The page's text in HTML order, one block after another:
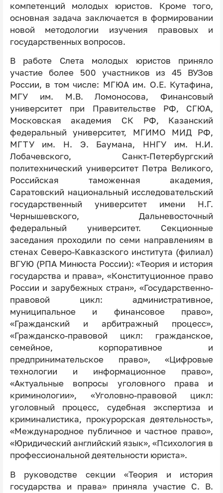
компетенций молодых юристов. Кроме того,
основная задача заключается в формировании
новой методологии изучения правовых и
государственных вопросов.
В работе Слета молодых юристов приняло
участие более 500 участников из 45 ВУЗов
России, в том числе: МГЮА им. О.Е. Кутафина,
МГУ им. М.В. Ломоносова, Финансовый
университет при Правительстве РФ, СГЮА,
Московская академия СК РФ, Казанский
федеральный университет, МГИМО МИД РФ,
МГТУ им. Н. Э. Баумана, ННГУ им. Н.И.
Лобачевского, Санкт-Петербургский
политехнический университет Петра Великого,
Российская таможенная академия,
Саратовский национальный исследовательский
государственный университет имени Н.Г.
Чернышевского, Дальневосточный
федеральный университет. Секционные
заседания проходили по семи направлениям в
стенах Северо-Кавказского института (филиал)
ВГУЮ (РПА Минюста России): «Теория и история
государства и права», «Конституционное право
России и зарубежных стран», «Государственно-
правовой цикл: административное,
муниципальное и финансовое право»,
«Гражданский и арбитражный процесс»,
«Гражданско-правовой цикл: гражданское,
семейное, корпоративное и
предпринимательское право», «Цифровые
технологии и информационное право»,
«Актуальные вопросы уголовного права и
криминологии», «Уголовно-правовой цикл:
уголовный процесс, судебная экспертиза и
криминалистика, прокурорская деятельность»,
«Международное публичное и частное право»,
«Юридический английский язык», «Психология в
профессиональной деятельности юриста».
В руководстве секции «Теория и история
государства и права» приняла участие С. В.